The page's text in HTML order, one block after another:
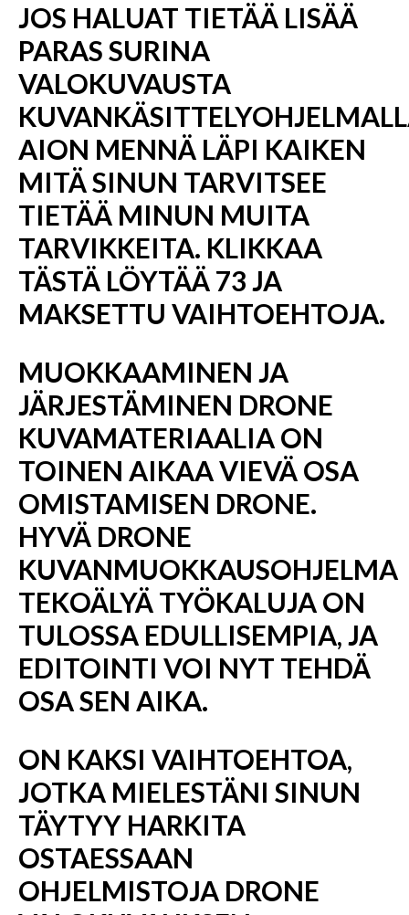
JOS HALUAT TIETÄÄ LISÄÄ
PARAS SURINA
VALOKUVAUSTA
AION MENNÄ LÄPI KAIKEN
MITÄ SINUN TARVITSEE
TIETÄÄ MINUN MUITA
TARVIKKEITA. KLIKKAA
TÄSTÄ LÖYTÄÄ 73 JA
MAKSETTU VAIHTOEHTOJA.
MUOKKAAMINEN JA
JÄRJESTÄMINEN DRONE
KUVAMATERIAALIA ON
TOINEN AIKAA VIEVÄ OSA
OMISTAMISEN DRONE.
HYVÄ DRONE
KUVANMUOKKAUSOHJELMA
TEKOÄLYÄ TYÖKALUJA ON
TULOSSA EDULLISEMPIA, JA
EDITOINTI VOI NYT TEHDÄ
OSA SEN AIKA.
ON KAKSI VAIHTOEHTOA,
JOTKA MIELESTÄNI SINUN
TÄYTYY HARKITA
OSTAESSAAN
OHJELMISTOJA DRONE